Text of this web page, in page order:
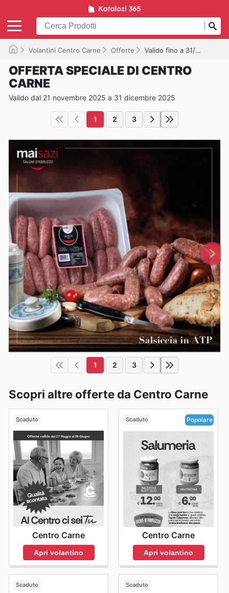
Volantini Centro Carne Offerte Valido fino a 31/12/2025
OFFERTA SPECIALE DI CENTRO
CARNE
Valido dal 21 novembre 2025 a 31 dicembre 2025
1 2 3
1 2 3
Scopri altre offerte da Centro Carne
Scaduto
Centro Carne
Apri volantino
Scaduto Popolare
Centro Carne
Apri volantino
Scaduto Scaduto